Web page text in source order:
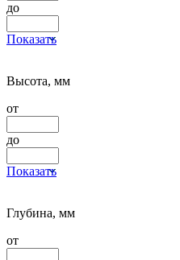
до
Показать
Высота, мм
от
до
Показать
Глубина, мм
от